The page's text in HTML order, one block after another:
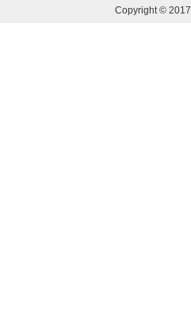
Copyright © 2017